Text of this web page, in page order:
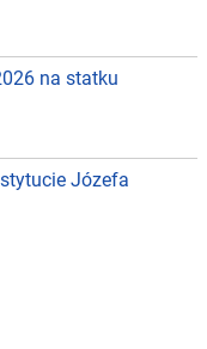
na statku
Józefa